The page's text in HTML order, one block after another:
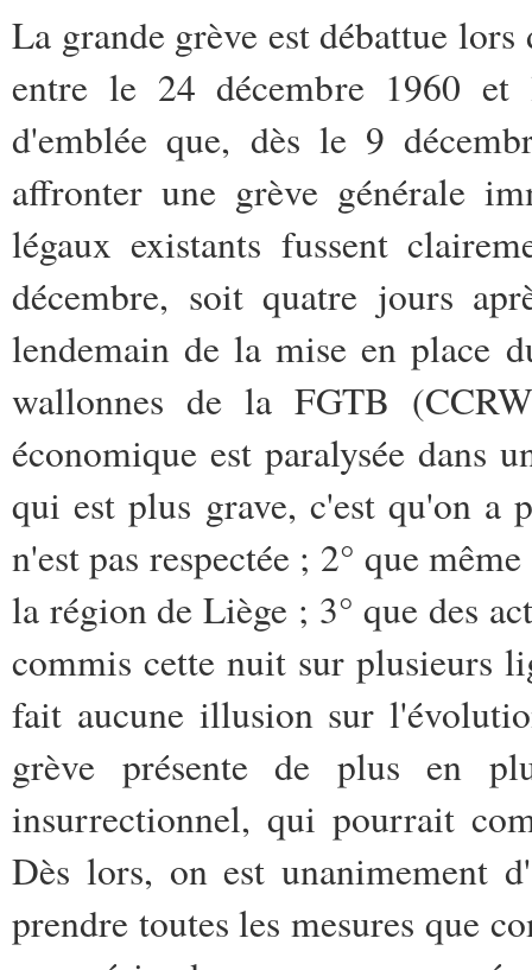
La grande grève est débattue
entre le 24 décembre 1960
d'emblée que, dès le 9
affronter une grève générale
légaux existants fussent
décembre, soit quatre jours
lendemain de la mise en place
wallonnes de la FGTB
économique est paralysée dans
qui est plus grave, c'est qu'on a
n'est pas respectée ; 2° que
la région de Liège ; 3° que des
commis cette nuit sur plusieurs
fait aucune illusion sur
grève présente de plus en
insurrectionnel, qui pourrait
Dès lors, on est unanimement
prendre toutes les mesures que